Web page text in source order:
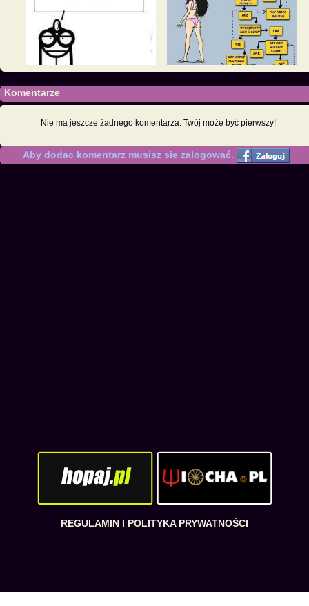
Komentarze
Nie ma jeszcze żadnego komentarza. Twój może być pierwszy!
Aby dodac komentarz musisz sie zalogować.
REGULAMIN I POLITYKA PRYWATNOŚCI